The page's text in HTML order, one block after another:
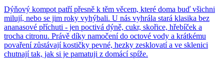
Dýňový kompot patří přesně k těm věcem, které doma buď všichni
milují, nebo se jim roky vyhýbali. U nás vyhrála stará klasika bez
ananasové příchuti - jen poctivá dýně, cukr, skořice, hřebíček a
trocha citronu. Právě díky namočení do octové vody a krátkému
povaření zůstávají kostičky pevné, hezky zesklovatí a ve sklenici
chutnají tak, jak si je pamatuji z domácí spíže.